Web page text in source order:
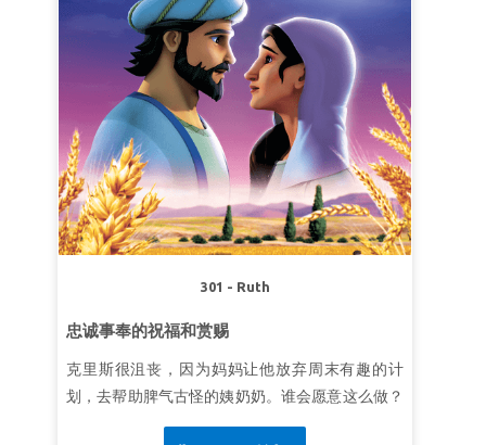
301 - Ruth
忠诚事奉的祝福和赏赐
克里斯很沮丧，因为妈妈让他放弃周末有趣的计
划，去帮助脾气古怪的姨奶奶。谁会愿意这么做？
超级妙妙书带克里斯、乔伊和吉宝来到古代伯利